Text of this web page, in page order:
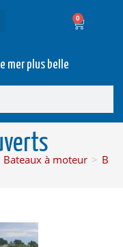
0
mer plus belle
Bateaux à moteur >